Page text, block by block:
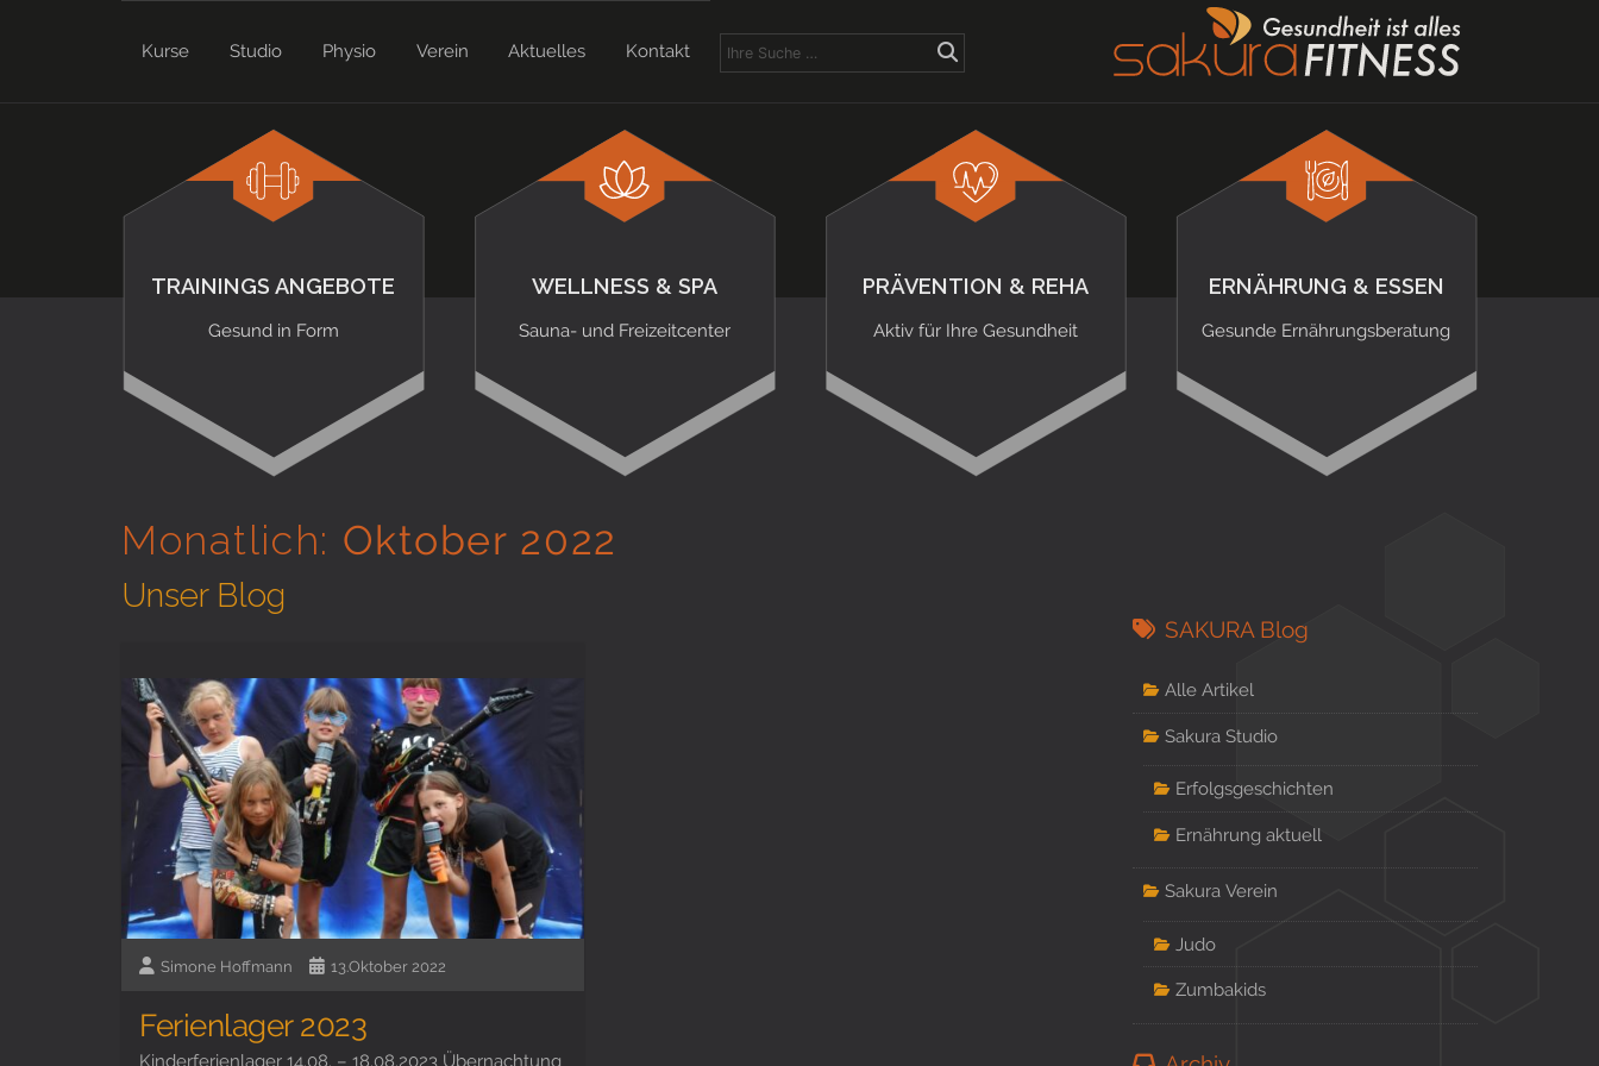
Kurse Studio Physio Verein Aktuelles Kontakt
TRAININGS ANGEBOTE
Gesund in Form
WELLNESS & SPA
Sauna- und Freizeitcenter
PRÄVENTION & REHA
Aktiv für Ihre Gesundheit
ERNÄHRUNG & ESSEN
Gesunde Ernährungsberatung
Monatlich: Oktober 2022
Unser Blog
Simone Hoffmann 13.Oktober 2022
Ferienlager 2023
Kinderferienlager 14.08. – 18.08.2023 Übernachtung
SAKURA Blog
Alle Artikel
Sakura Studio
Erfolgsgeschichten
Ernährung aktuell
Sakura Verein
Judo
Zumbakids